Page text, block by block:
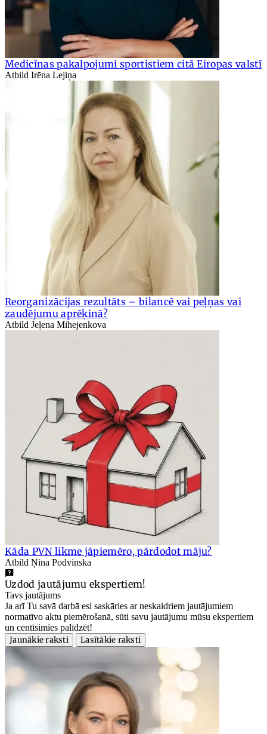
Medicīnas pakalpojumi sportistiem citā Eiropas valstī
Atbild Irēna Lejiņa
Reorganizācijas rezultāts – bilancē vai peļņas vai
zaudējumu aprēķinā?
Atbild Jeļena Mihejenkova
Kāda PVN likme jāpiemēro, pārdodot māju?
Atbild Ņina Podvinska
Uzdod jautājumu ekspertiem!
Tavs jautājums
Ja arī Tu savā darbā esi saskāries ar neskaidriem jautājumiem
normatīvo aktu piemērošanā, sūti savu jautājumu mūsu ekspertiem
un centīsimies palīdzēt!
Jaunākie raksti
Lasītākie raksti